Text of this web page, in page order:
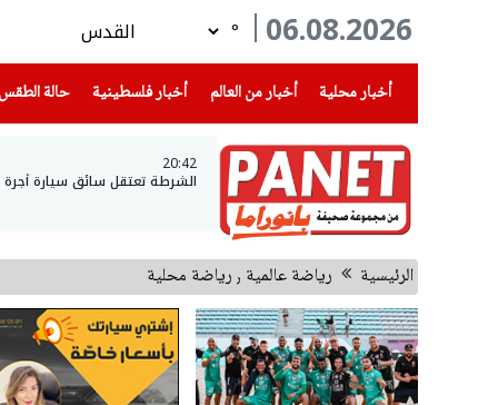
06.08.2026
°
أخبار محلية
(current) أخبار من العالم أخبار فلسطينية(current) حالة الطقس
20:42
الشرطة تعتقل سائق سيارة أجرة وتكتشف أنه
الرئيسية رياضة عالمية ٫ رياضة محلية